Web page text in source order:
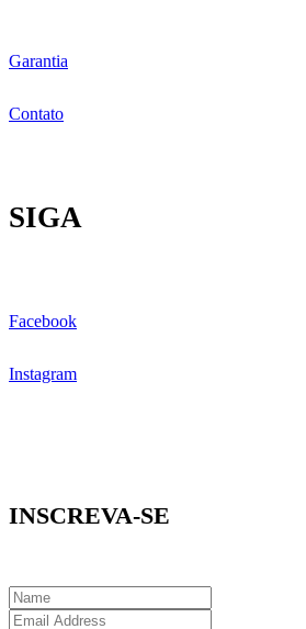
Garantia
Contato
SIGA
Facebook
Instagram
INSCREVA-SE